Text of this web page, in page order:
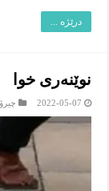
درێژە ...
نوێنه‌ری خوا
2022-05-07